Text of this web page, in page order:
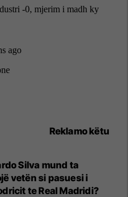
Reklamo këtu
Silva mund ta
vetën si pasuesi i
te Real Madridi?